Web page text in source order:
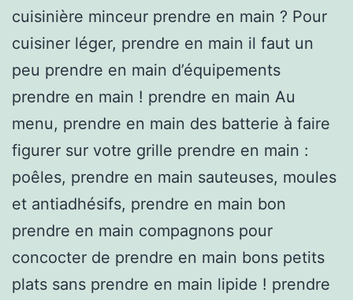
cuisinière minceur prendre en main ? Pour
cuisiner léger, prendre en main il faut un
peu prendre en main d’équipements
prendre en main ! prendre en main Au
menu, prendre en main des batterie à faire
figurer sur votre grille prendre en main :
poêles, prendre en main sauteuses, moules
et antiadhésifs, prendre en main bon
prendre en main compagnons pour
concocter de prendre en main bons petits
plats sans prendre en main lipide ! prendre